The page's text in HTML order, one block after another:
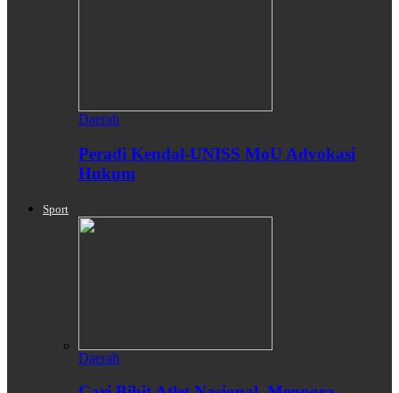
Daerah
Peradi Kendal-UNISS MoU Advokasi
Hukum
Sport
Daerah